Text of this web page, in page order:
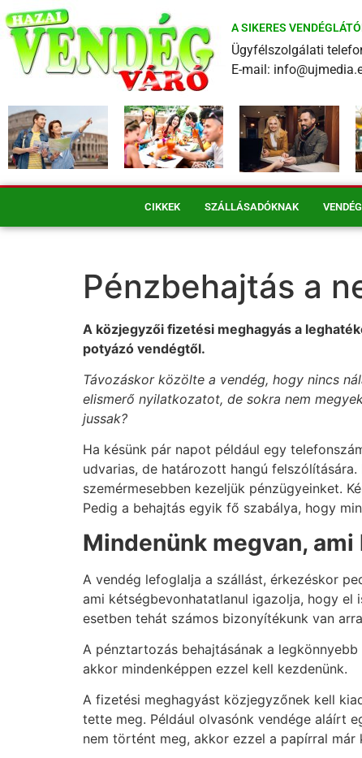
A SIKERES
Ügyfélszolgálati
E-mail:
CIKKEK SZÁLLÁSADÓKNAK
Pénzbehajtás a
A közjegyzői fizetési meghagyás a
potyázó vendégtől.
Távozáskor közölte a vendég, hogy nincs
elismerő nyilatkozatot, de sokra nem
jussak?
Ha késünk pár napot például egy
udvarias, de határozott hangú
szemérmesebben kezeljük pénzügyeinket.
Pedig a behajtás egyik fő szabálya, hogy
Mindenünk megvan, ami
A vendég lefoglalja a szállást, érkezéskor
ami kétségbevonhatatlanul igazolja, hogy
esetben tehát számos bizonyítékunk van
A pénztartozás behajtásának a
akkor mindenképpen ezzel kell kezdenünk.
A fizetési meghagyást közjegyzőnek kell
tette meg. Például olvasónk vendége aláírt
nem történt meg, akkor ezzel a papírral